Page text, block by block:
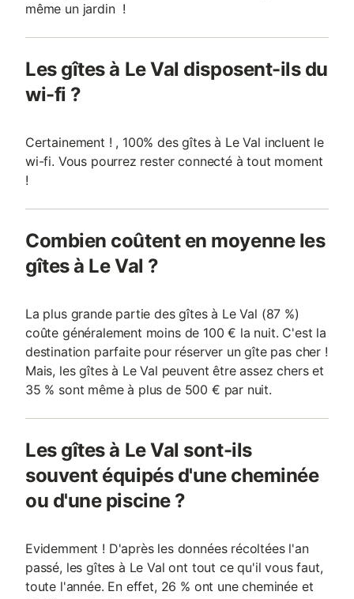
même un jardin !
Les gîtes à Le Val disposent-ils du
wi-fi ?
Certainement ! , 100% des gîtes à Le Val incluent le
wi-fi. Vous pourrez rester connecté à tout moment
!
Combien coûtent en moyenne les
gîtes à Le Val ?
La plus grande partie des gîtes à Le Val (87 %)
coûte généralement moins de 100 € la nuit. C'est la
destination parfaite pour réserver un gîte pas cher !
Mais, les gîtes à Le Val peuvent être assez chers et
35 % sont même à plus de 500 € par nuit.
Les gîtes à Le Val sont-ils
souvent équipés d'une cheminée
ou d'une piscine ?
Evidemment ! D'après les données récoltées l'an
passé, les gîtes à Le Val ont tout ce qu'il vous faut,
toute l'année. En effet, 26 % ont une cheminée et